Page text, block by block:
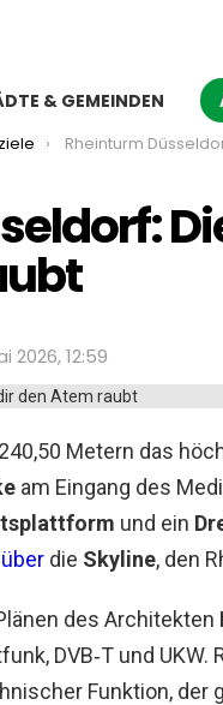
& GEMEINDEN
Rheinturm Düsseldorf: Die
2026, 12:59
Metern das
am Eingang des
und ein
über die Skyline, den
des Architekten
DVB‑T und
Funktion, der